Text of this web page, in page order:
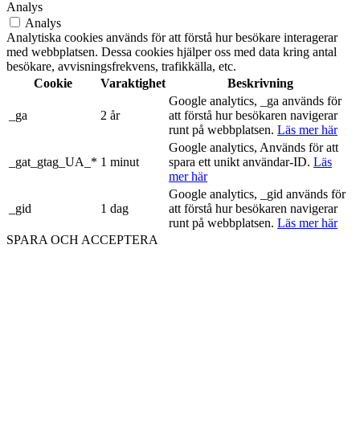
Analys
Analys
Analytiska cookies används för att förstå hur besökare interagerar
med webbplatsen. Dessa cookies hjälper oss med data kring antal
besökare, avvisningsfrekvens, trafikkälla, etc.
Cookie
Varaktighet Beskrivning
_ga 2 år
Google analytics, _ga används för
att förstå hur besökaren navigerar
runt på webbplatsen. Läs mer här
_gat_gtag_UA_* 1 minut
Google analytics, Används för att
spara ett unikt användar-ID. Läs
mer här
_gid 1 dag
Google analytics, _gid används för
att förstå hur besökaren navigerar
runt på webbplatsen. Läs mer här
SPARA OCH ACCEPTERA